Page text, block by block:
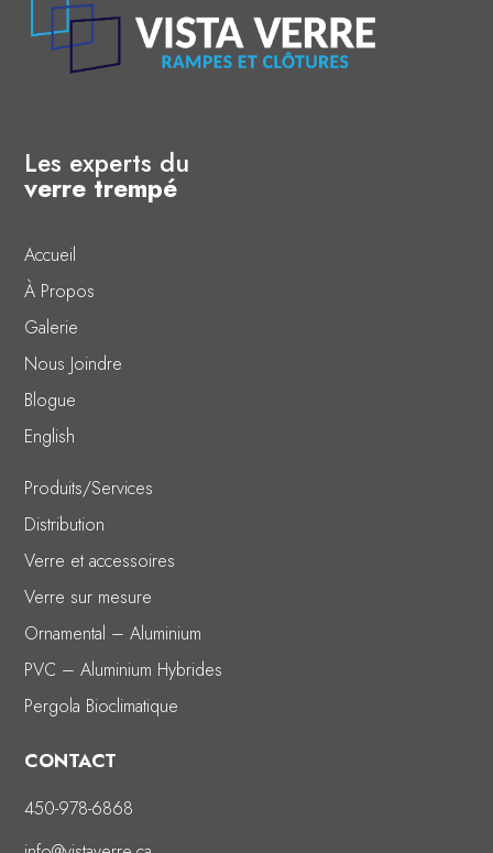
Les experts du
verre trempé
Accueil
À Propos
Galerie
Nous Joindre
Blogue
English
Produits/Services
Distribution
Verre et accessoires
Verre sur mesure
Ornamental – Aluminium
PVC – Aluminium Hybrides
Pergola Bioclimatique
CONTACT
450-978-6868